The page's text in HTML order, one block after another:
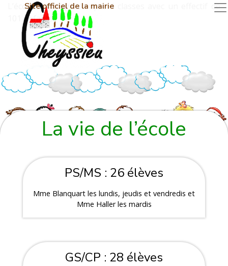
Site officiel de la mairie
L’école du village compte 4 classes avec un effectif de
101 enfants.
La vie de l’école
PS/MS : 26 élèves
Mme Blanquart les lundis, jeudis et vendredis et
Mme Haller les mardis
GS/CP : 28 élèves